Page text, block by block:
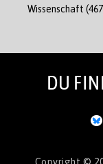
Wissenschaft
DU
Copyright ©